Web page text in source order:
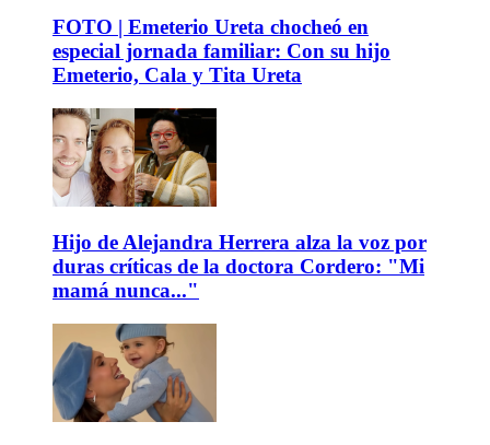
FOTO | Emeterio Ureta chocheó en
especial jornada familiar: Con su hijo
Emeterio, Cala y Tita Ureta
Hijo de Alejandra Herrera alza la voz por
duras críticas de la doctora Cordero: "Mi
mamá nunca..."